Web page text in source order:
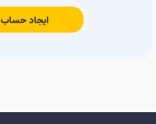
ایجاد حساب